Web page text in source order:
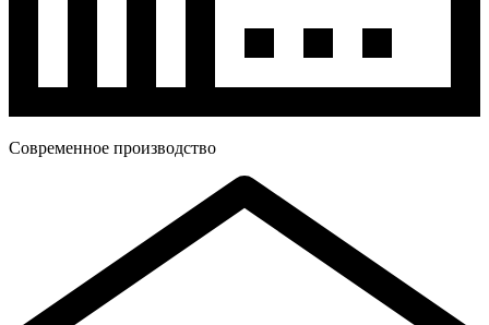
Современное производство